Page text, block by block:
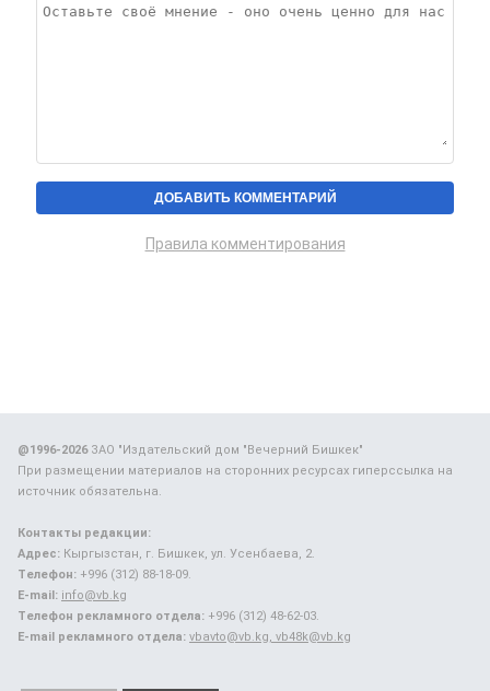
Правила комментирования
@1996-2026ЗАО "Издательский дом "Вечерний Бишкек"
При размещении материалов на сторонних ресурсах гиперссылка на
источник обязательна.
Контакты редакции:
Адрес: Кыргызстан, г. Бишкек, ул. Усенбаева, 2.
Телефон: +996 (312) 88-18-09.
E-mail: info@vb.kg
Телефон рекламного отдела: +996 (312) 48-62-03.
E-mail рекламного отдела: vbavto@vb.kg, vb48k@vb.kg